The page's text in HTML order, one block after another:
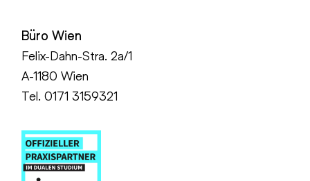
Büro Wien
Felix-Dahn-Stra. 2a/1
A-1180 Wien
Tel. 0171 3159321